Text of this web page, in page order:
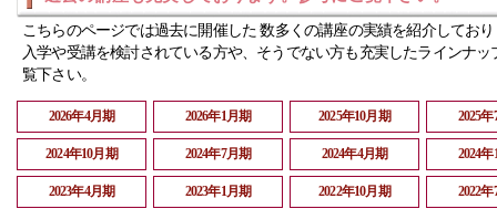
こちらのページでは過去に開催した 数多くの講座の実績を紹介してお
入学や受講を検討されている方や、そうでない方も充実したラインナッ
覧下さい。
2026年4月期 2026年1月期 2025年10月期 2025
2024年10月期 2024年7月期 2024年4月期 2024
2023年4月期 2023年1月期 2022年10月期 2022